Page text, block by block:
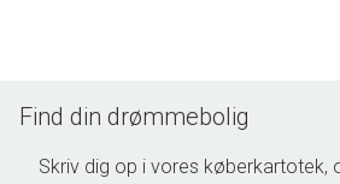
Find din drømmebolig
Skriv dig op i vores køberkartotek,